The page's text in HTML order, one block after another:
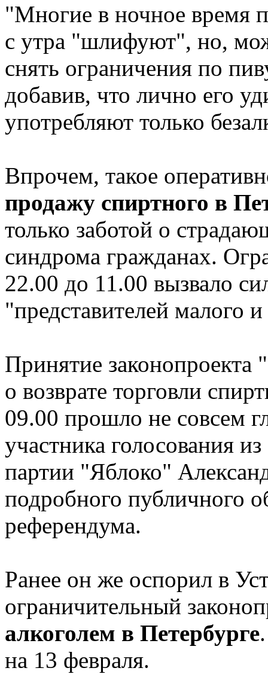
"Многие в ночное время
с утра "шлифуют", но,
снять ограничения по
добавив, что лично его
употребляют только
Впрочем, такое
продажу спиртного в
только заботой о
синдрома гражданах.
22.00 до 11.00 вызвало
"представителей малого
Принятие законопроекта
о возврате торговли
09.00 прошло не совсем
участника голосования
партии "Яблоко"
подробного публичного
референдума.
Ранее он же оспорил в
ограничительный
алкоголем в Петербурге
на 13 февраля.